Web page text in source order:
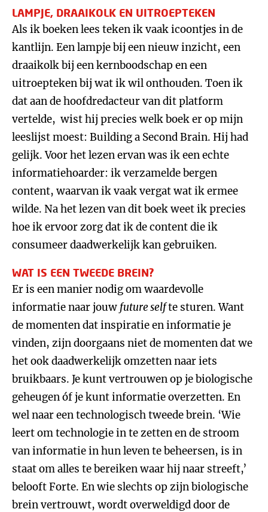
LAMPJE, DRAAIKOLK EN UITROEPTEKEN
Als ik boeken lees teken ik vaak icoontjes in de
kantlijn. Een lampje bij een nieuw inzicht, een
draaikolk bij een kernboodschap en een
uitroepteken bij wat ik wil onthouden. Toen ik
dat aan de hoofdredacteur van dit platform
vertelde, wist hij precies welk boek er op mijn
leeslijst moest: Building a Second Brain. Hij had
gelijk. Voor het lezen ervan was ik een echte
informatiehoarder: ik verzamelde bergen
content, waarvan ik vaak vergat wat ik ermee
wilde. Na het lezen van dit boek weet ik precies
hoe ik ervoor zorg dat ik de content die ik
consumeer daadwerkelijk kan gebruiken.
WAT IS EEN TWEEDE BREIN?
Er is een manier nodig om waardevolle
informatie naar jouw future selfte sturen. Want
de momenten dat inspiratie en informatie je
vinden, zijn doorgaans niet de momenten dat we
het ook daadwerkelijk omzetten naar iets
bruikbaars. Je kunt vertrouwen op je biologische
geheugen óf je kunt informatie overzetten. En
wel naar een technologisch tweede brein. ‘Wie
leert om technologie in te zetten en de stroom
van informatie in hun leven te beheersen, is in
staat om alles te bereiken waar hij naar streeft,’
belooft Forte. En wie slechts op zijn biologische
brein vertrouwt, wordt overweldigd door de